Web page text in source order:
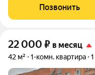
огромная лоджия, вы
жилое пространство. В
Позвонить
22 000 ₽ в месяц
42 м² 1-комн. квартира